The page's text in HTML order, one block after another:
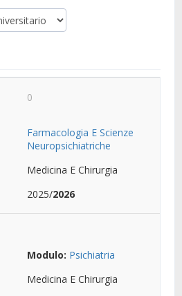
0
Farmacologia E Scienze
Neuropsichiatriche
Medicina E Chirurgia
2025/2026
Modulo: Psichiatria
Medicina E Chirurgia